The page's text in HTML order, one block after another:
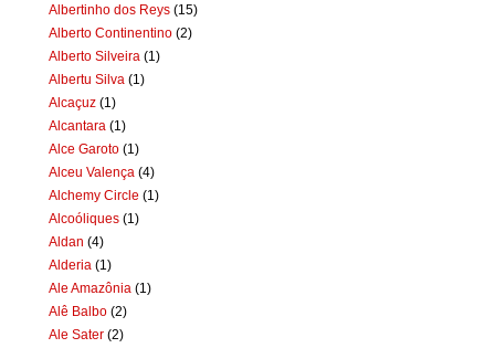
Albertinho dos Reys (15)
Alberto Continentino (2)
Alberto Silveira (1)
Albertu Silva (1)
Alcaçuz (1)
Alcantara (1)
Alce Garoto (1)
Alceu Valença (4)
Alchemy Circle (1)
Alcoóliques (1)
Aldan (4)
Alderia (1)
Ale Amazônia (1)
Alê Balbo (2)
Ale Sater (2)